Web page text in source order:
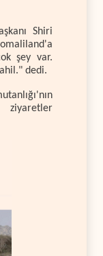
Shiri
şey var.
dedi.